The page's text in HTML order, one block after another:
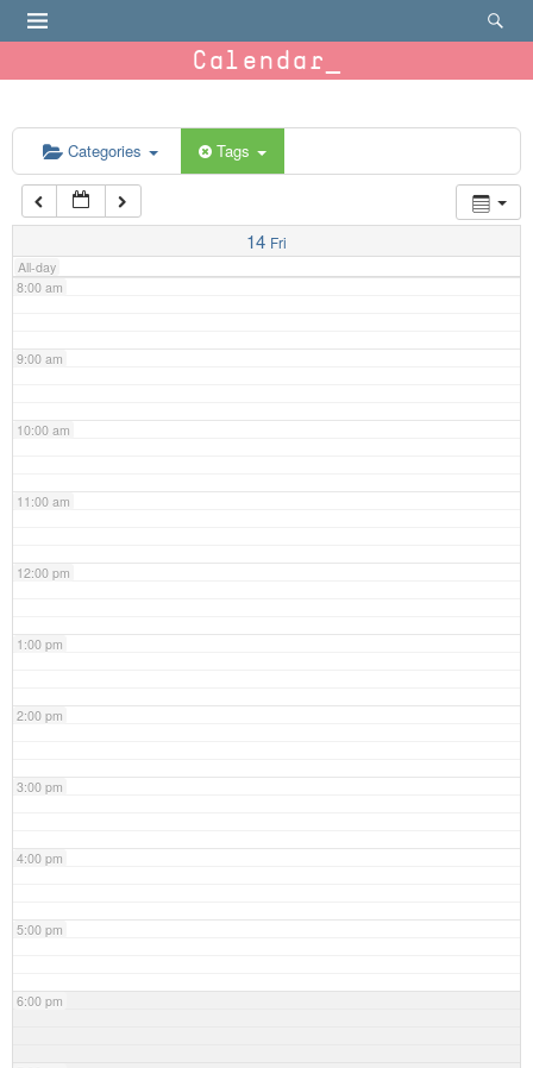
Calendar
Categories Tags
14 Fri
All-day
6:00 am
7:00 am
8:00 am
9:00 am
10:00 am
11:00 am
12:00 pm
1:00 pm
2:00 pm
3:00 pm
4:00 pm
5:00 pm
6:00 pm